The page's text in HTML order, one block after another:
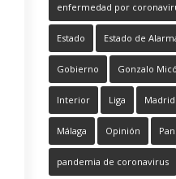
enfermedad por
Estado Estado de
Gobierno Gonzalo
Interior Liga Madrid
Málaga Opinión
pandemia de coronavirus